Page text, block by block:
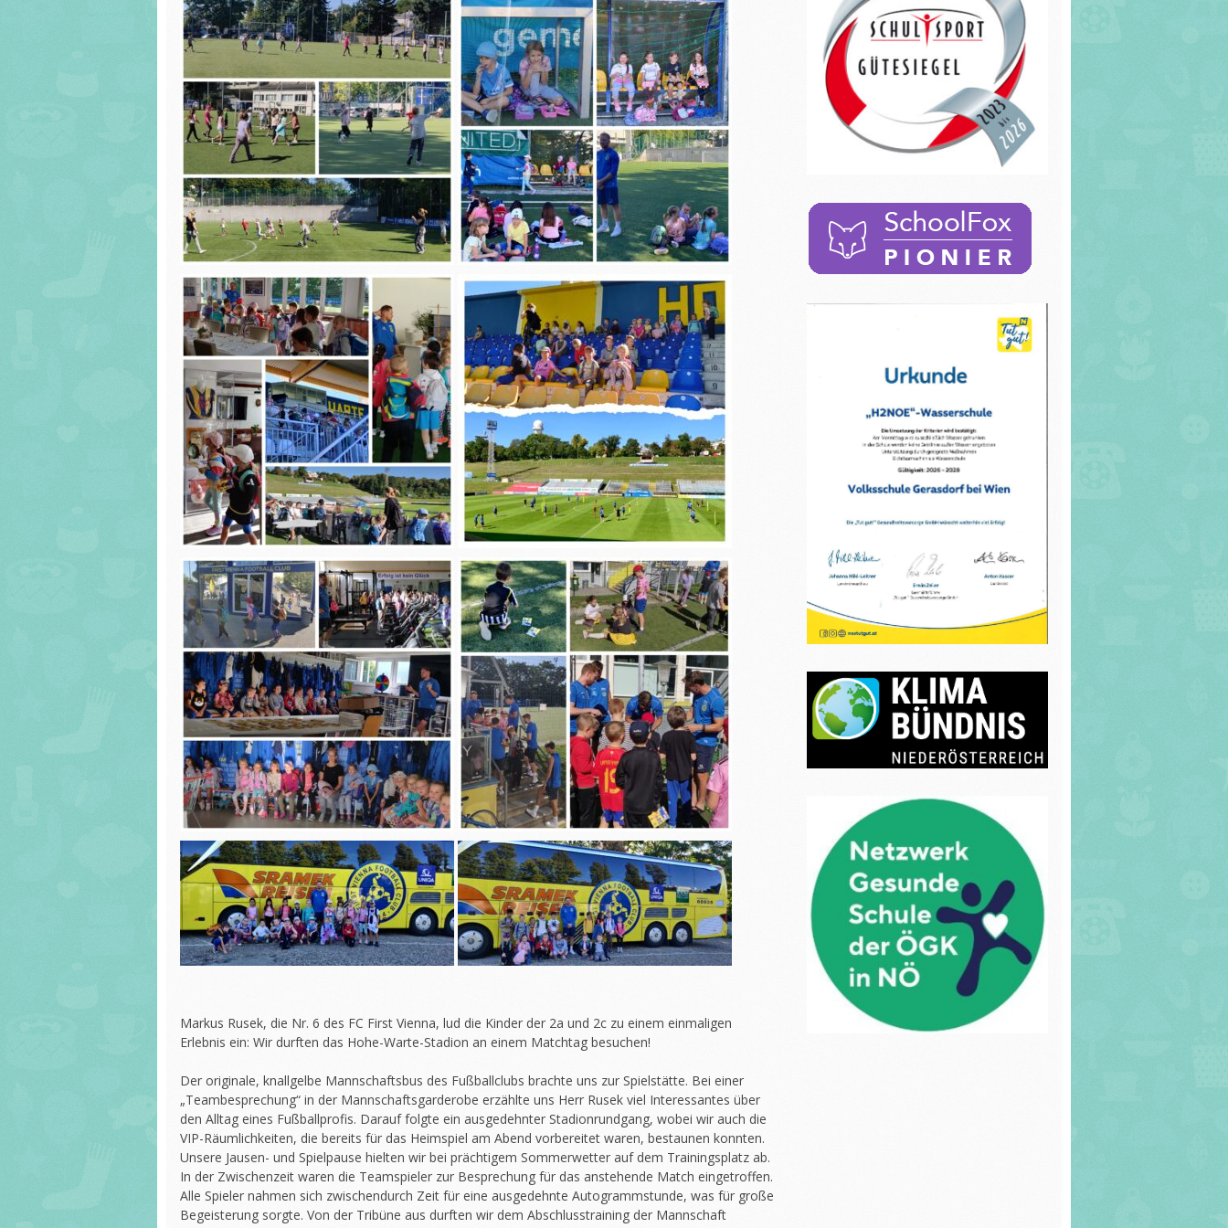
Markus Rusek, die Nr. 6 des FC First Vienna, lud die Kinder der 2a und 2c zu einem einmaligen
Erlebnis ein: Wir durften das Hohe-Warte-Stadion an einem Matchtag besuchen!
Der originale, knallgelbe Mannschaftsbus des Fußballclubs brachte uns zur Spielstätte. Bei einer
„Teambesprechung“ in der Mannschaftsgarderobe erzählte uns Herr Rusek viel Interessantes über
den Alltag eines Fußballprofis. Darauf folgte ein ausgedehnter Stadionrundgang, wobei wir auch die
VIP-Räumlichkeiten, die bereits für das Heimspiel am Abend vorbereitet waren, bestaunen konnten.
Unsere Jausen- und Spielpause hielten wir bei prächtigem Sommerwetter auf dem Trainingsplatz ab.
In der Zwischenzeit waren die Teamspieler zur Besprechung für das anstehende Match eingetroffen.
Alle Spieler nahmen sich zwischendurch Zeit für eine ausgedehnte Autogrammstunde, was für große
Begeisterung sorgte. Von der Tribüne aus durften wir dem Abschlusstraining der Mannschaft